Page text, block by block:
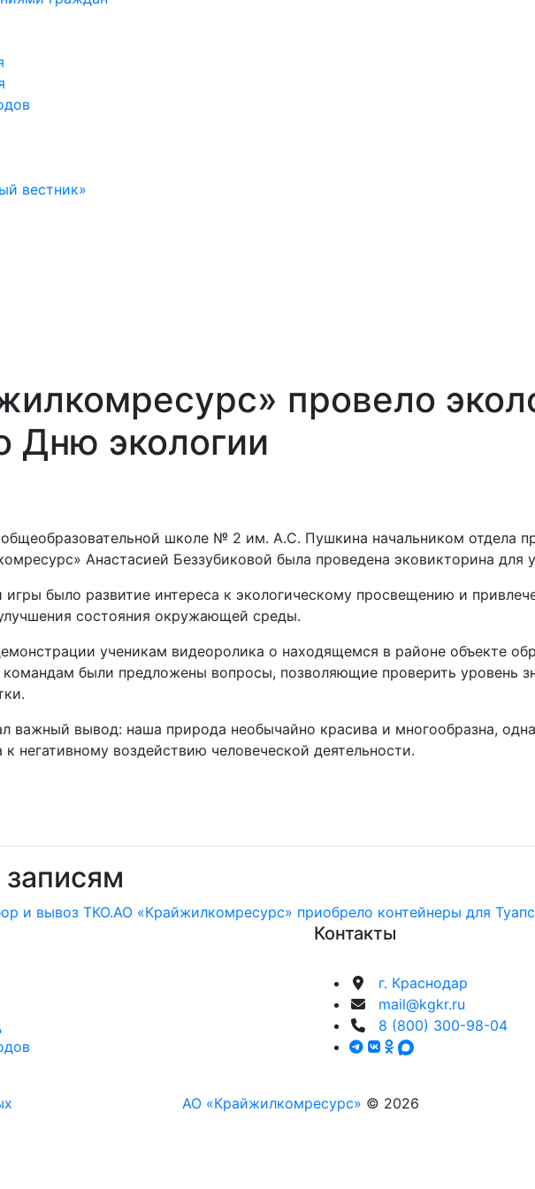
вестник»
провело
Дню экологии
школе № 2 им. А.С. Пушкина начальником отдела
Анастасией Беззубиковой была проведена эковикторина для
игры было развитие интереса к экологическому просвещению и
состояния окружающей среды.
ученикам видеоролика о находящемся в районе объекте
командам были предложены вопросы, позволяющие проверить уровень
важный вывод: наша природа необычайно красива и многообразна,
к негативному воздействию человеческой деятельности.
и вывоз ТКО.АО «Крайжилкомресурс» приобрело контейнеры для
Контакты
г. Краснодар
mail@kgkr.ru
8 (800) 300-98-04
АО «Крайжилкомресурс» © 2026